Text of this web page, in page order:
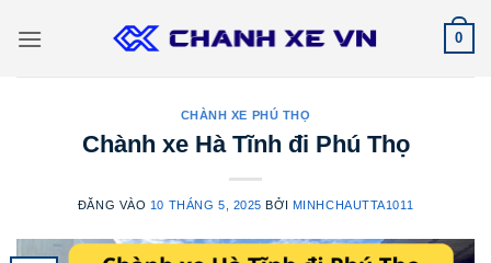
qua
0
CHÀNH XE PHÚ THỌ
Chành xe Hà Tĩnh đi Phú Thọ
ĐĂNG VÀO 10 THÁNG 5, 2025 BỞI MINHCHAUTTA1011